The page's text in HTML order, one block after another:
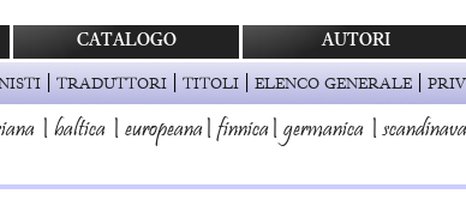
CATALOGO AUTORI
| TRADUTTORI | TITOLI | ELENCO GENERALE |
| baltica| europeana|finnica| germanica|scandinava